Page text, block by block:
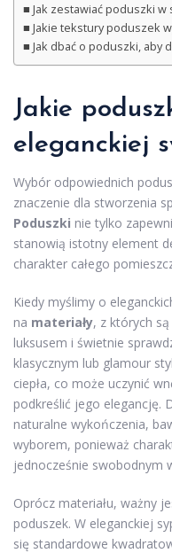
Jak zestawiać poduszki w
Jakie tekstury poduszek
Jak dbać o poduszki, aby
Jakie
eleganckiej
Wybór odpowiednich
znaczenie dla stworzenia
Poduszki nie tylko
stanowią istotny element
charakter całego
Kiedy myślimy o
na materiały, z których
luksusem i świetnie
klasycznym lub glamour
ciepła, co może uczynić
podkreślić jego elegancję.
naturalne wykończenia,
wyborem, ponieważ
jednocześnie swobodnym
Oprócz materiału, ważny
poduszek. W eleganckiej
się standardowe